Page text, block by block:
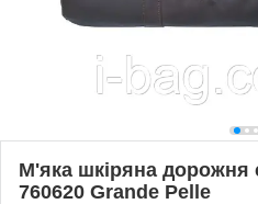
М'яка шкіряна дорожня
760620 Grande Pelle